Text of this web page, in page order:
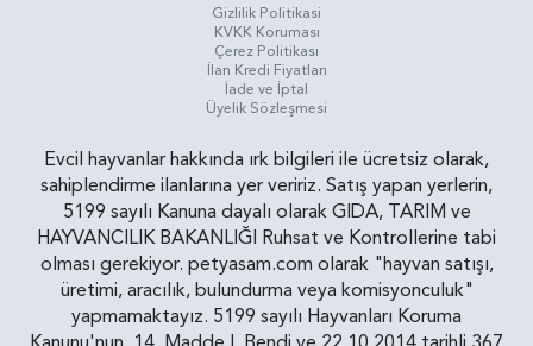
Gizlilik Politikasi
KVKK Koruması
Çerez Politikası
İlan Kredi Fiyatları
İade ve İptal
Üyelik Sözleşmesi
Evcil hayvanlar hakkında ırk bilgileri ile ücretsiz olarak,
sahiplendirme ilanlarına yer veririz. Satış yapan yerlerin,
5199 sayılı Kanuna dayalı olarak GIDA, TARIM ve
HAYVANCILIK BAKANLIĞI Ruhsat ve Kontrollerine tabi
olması gerekiyor. petyasam.com olarak "hayvan satışı,
üretimi, aracılık, bulundurma veya komisyonculuk"
yapmamaktayız. 5199 sayılı Hayvanları Koruma